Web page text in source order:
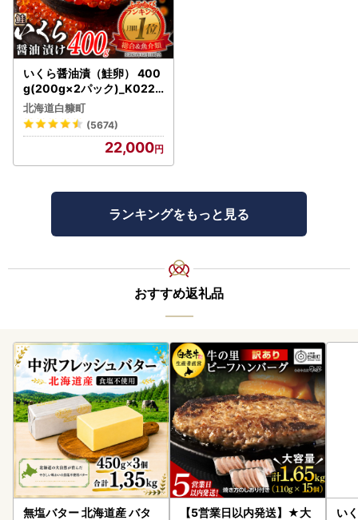
いくら醤油漬（鮭卵） 400
g(200g×2パック)_K022-
1676
北海道白糠町
(5674)
22,000
ランキングをもっと見る
おすすめ返礼品
無塩バター 北海道産 バタ
【5営業日以内発送】★大
い